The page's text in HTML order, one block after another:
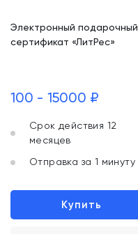
Электронный подарочный
сертификат «ЛитРес»
100 - 15000 ₽
Срок действия 12
месяцев
Отправка за 1 минуту
Купить